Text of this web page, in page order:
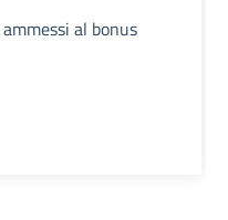
al bonus